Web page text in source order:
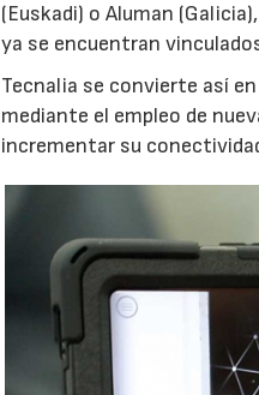
(Euskadi) o Aluman
ya se encuentran
Tecnalia se convierte así
mediante el empleo de
incrementar su